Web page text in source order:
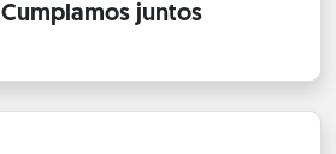
Cumplamos juntos